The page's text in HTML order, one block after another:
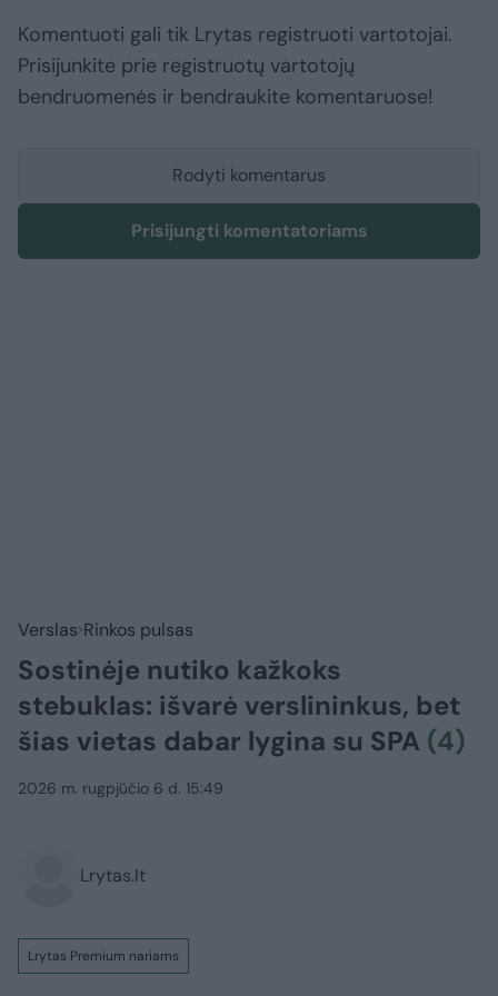
Komentuoti gali tik Lrytas registruoti vartotojai.
Prisijunkite prie registruotų vartotojų
bendruomenės ir bendraukite komentaruose!
Rodyti komentarus
Prisijungti komentatoriams
Verslas Rinkos pulsas
Sostinėje nutiko kažkoks
stebuklas: išvarė verslininkus, bet
šias vietas dabar lygina su SPA (4)
2026 m. rugpjūčio 6 d. 15:49
Lrytas.lt
Lrytas Premium nariams